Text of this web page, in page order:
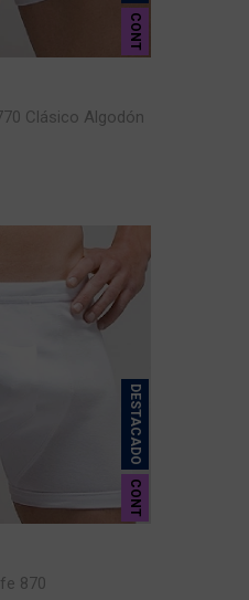
CONT
Clásico Algodón
DESTACADO
CONT
870